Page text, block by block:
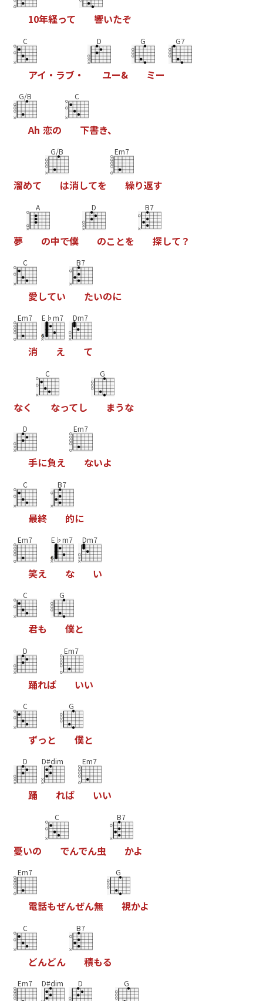
10年経って 響いたぞ
C
アイ ・ ラブ・
D
ユー&
G
ミー
G7
G/B
Ah 恋の
C
下書き、
溜めて
G/B
は消してを
Em7
繰り返す
夢
A
の中で僕
D
のこ とを
B7
探して ？
C
愛してい
B7
たいのに
Em7
消
E♭m7
え
Dm7
て
なく
C
なってし
G
まうな
D
手に負え
Em7
ないよ
C
最終
B7
的に
Em7
笑え
E♭m7
な
Dm7
い
C
君も
G
僕と
D
踊れば
Em7
いい
C
ずっ と
G
僕と
D
踊
D#dim
れば
Em7
いい
憂いの
C
でんでん虫
B7
かよ
Em7
電話もぜんぜん無
G
視かよ
C
どんどん
B7
積もる
Em7 D#dim D G